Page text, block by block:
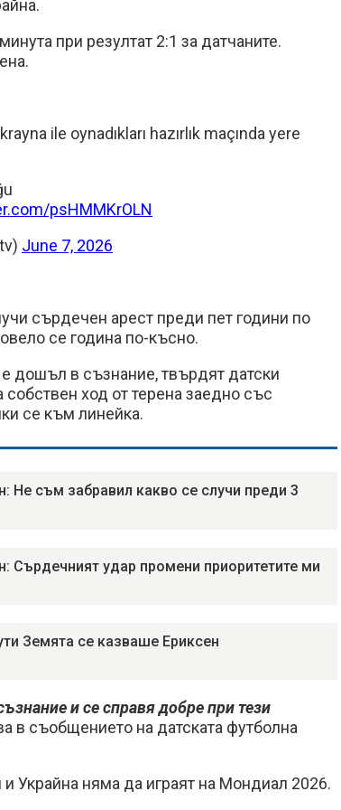
при резултат 2:1 за датчаните.
ile oynadıkları hazırlık maçında yere
psHMMKrOLN
June 7, 2026
сърдечен арест преди пет години по
се година по-късно.
дошъл в съзнание, твърдят датски
ход от терена заедно със
се към линейка.
Не съм забравил какво се случи преди 3
Сърдечният удар промени приоритетите ми
Земята се казваше Ериксен
и се справя добре при тези
в съобщението на датската футболна
Украйна няма да играят на Мондиал 2026.